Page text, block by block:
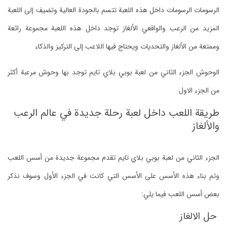
الرسومات الرسومات داخل هذه اللعبة تتسم بالجودة العالية وتضيف إلى اللعبة
المزيد من الرعب والواقعي الألغاز توجد داخل هذه اللعبة مجموعة رائعة
وممتعة من الألغاز والتحديات ويحتاج فيها اللاعب إلى التركيز والذكاء
الوحوش الجزء الثاني من لعبة بوبي بلاي تايم توجد بها وحوش مرعبة أكثر
من الجزء الاول
طريقة اللعب داخل لعبة رحلة جديدة في عالم الرعب
والألغاز
الجزء الثاني من لعبة بوبي بلاي تايم تقدم مجموعة جديدة من أسس اللعب
وتم بناء هذه الأسس على الأسس التي كانت في الجزء الأول وسوف نذكر
بعض أسس اللعب فيما يلي:
حل الالغاز